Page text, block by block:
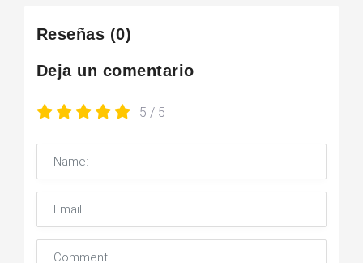
Reseñas (0)
Deja un comentario
5 / 5